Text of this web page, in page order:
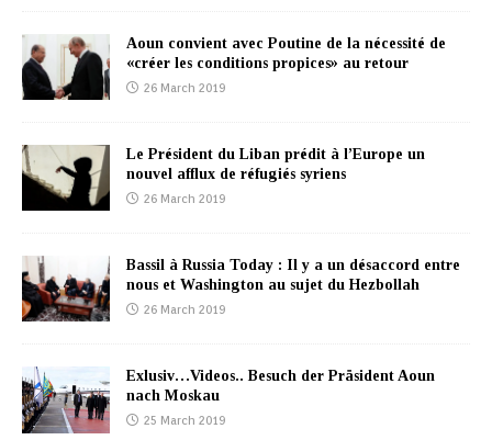
Aoun convient avec Poutine de la nécessité de
«créer les conditions propices» au retour
26 March 2019
Le Président du Liban prédit à l’Europe un
nouvel afflux de réfugiés syriens
26 March 2019
Bassil à Russia Today : Il y a un désaccord entre
nous et Washington au sujet du Hezbollah
26 March 2019
Exlusiv…Videos.. Besuch der Präsident Aoun
nach Moskau
25 March 2019